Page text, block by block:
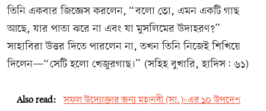
তিনি একবার জিজ্ঞেস করলেন, “বলো তো, এমন একটি গাছ
আছে, যার পাতা ঝরে না এবং যা মুসলিমের উদাহরণ?”
সাহাবিরা উত্তর দিতে পারলেন না, তখন তিনি নিজেই শিখিয়ে
দিলেন—“সেটি হলো খেজুরগাছ।” (সহিহ বুখারি, হাদিস: ৬১)
Also read: সফল উদ্যোক্তার জন্য মহানবী (সা.)–এর ১০ উপদেশ